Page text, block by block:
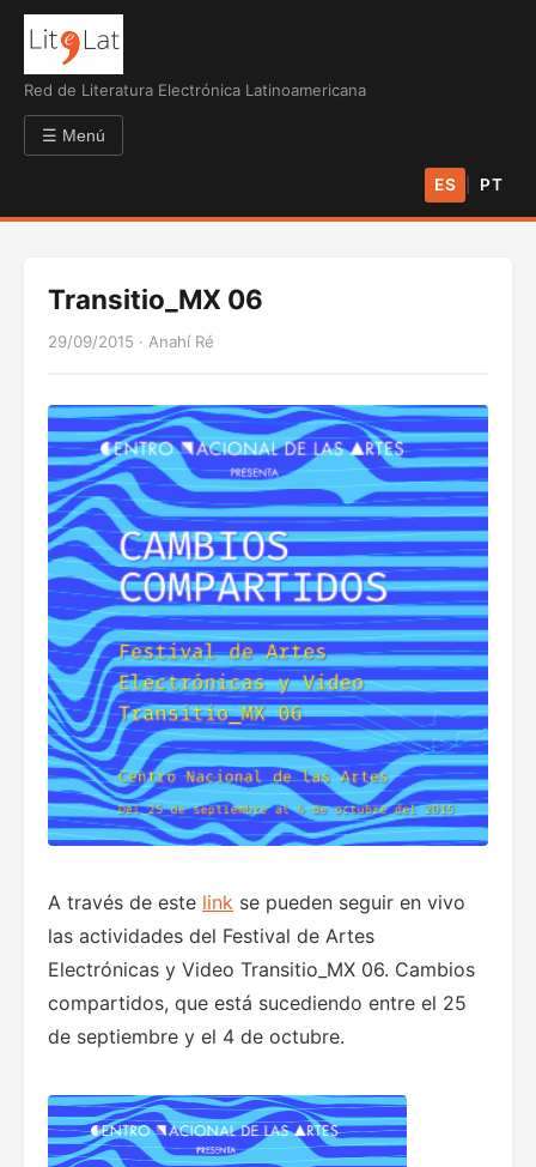
Red de Literatura Electrónica Latinoamericana
☰ Menú
ES PT
Transitio_MX 06
29/09/2015 · Anahí Ré
A través de este link se pueden seguir en vivo
las actividades del Festival de Artes
Electrónicas y Video Transitio_MX 06. Cambios
compartidos, que está sucediendo entre el 25
de septiembre y el 4 de octubre.